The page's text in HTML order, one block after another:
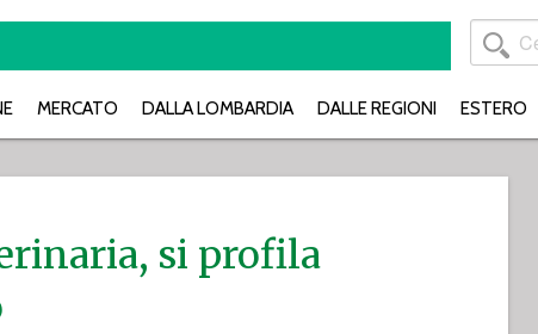
MERCATO DALLA LOMBARDIA DALLE REGIONI ESTERO
si profila